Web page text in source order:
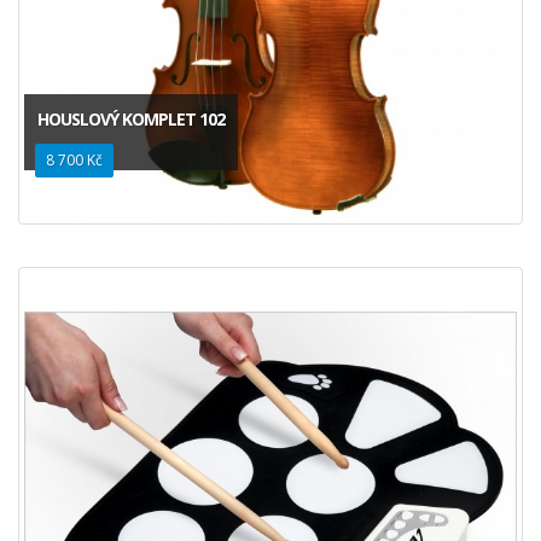
HOUSLOVÝ KOMPLET 102
8 700 Kč